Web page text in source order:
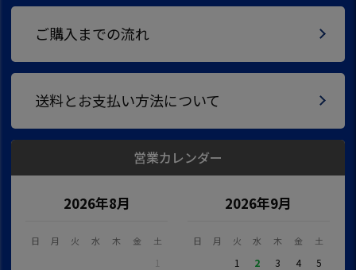
ご購入までの流れ
送料とお支払い方法について
営業カレンダー
2026年8月
日 月 火 水 木 金 土
1
2026年9月
日 月 火 水 木 金 土
1 2 3 4
5